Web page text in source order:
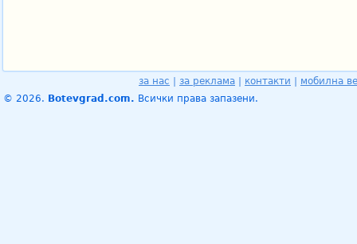
за нас за реклама контакти
мобилна
© 2026. Botevgrad.com. Всички права запазени.